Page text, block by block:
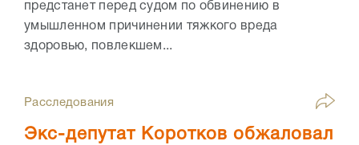
предстанет перед судом по обвинению в
умышленном причинении тяжкого вреда
здоровью, повлекшем...
Расследования
Экс-депутат Коротков обжаловал